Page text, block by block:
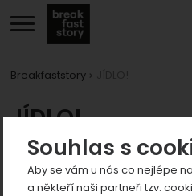
Souhlas s
Aby se vám u nás co nejlépe
a někteří naši partneři tzv.
Breakfaststory
JÍDLO!
Už jste se někdy zakousli do
dokonale roztomilé pralinky z
nejsou žádný problém. Kromě
Zobrazit
Zobrazit